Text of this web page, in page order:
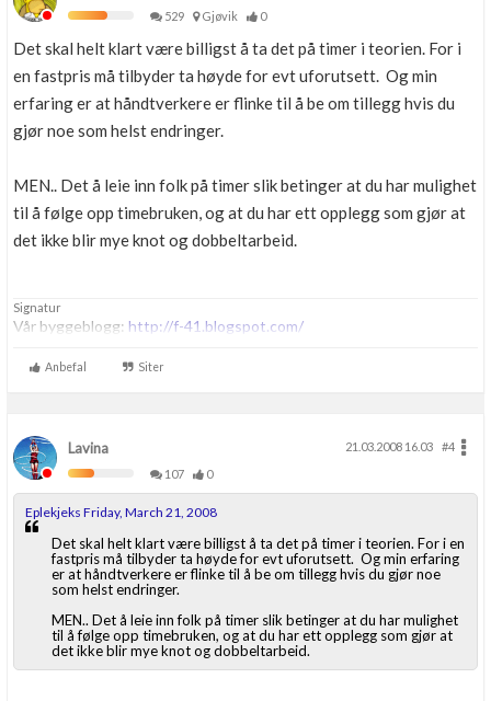
529
Gjøvik 0
Det skal helt klart være billigst å ta det på timer i teorien. For i
en fastpris må tilbyder ta høyde for evt uforutsett. Og min
erfaring er at håndtverkere er flinke til å be om tillegg hvis du
gjør noe som helst endringer.
MEN.. Det å leie inn folk på timer slik betinger at du har mulighet
til å følge opp timebruken, og at du har ett opplegg som gjør at
det ikke blir mye knot og dobbeltarbeid.
Signatur
Vår byggeblogg: http://f-41.blogspot.com/
Anbefal Siter
Lavina 21.03.2008 16.03
#4
107
0
Eplekjeks Friday, March 21, 2008
Det skal helt klart være billigst å ta det på timer i teorien. For i en
fastpris må tilbyder ta høyde for evt uforutsett. Og min erfaring
er at håndtverkere er flinke til å be om tillegg hvis du gjør noe
som helst endringer.
MEN.. Det å leie inn folk på timer slik betinger at du har mulighet
til å følge opp timebruken, og at du har ett opplegg som gjør at
det ikke blir mye knot og dobbeltarbeid.